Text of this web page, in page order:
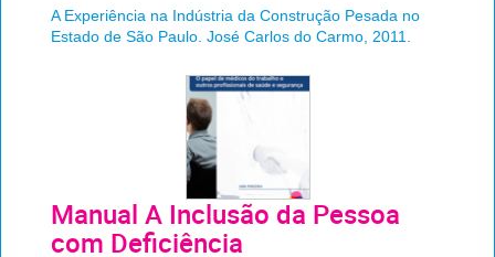
A Experiência na Indústria da Construção Pesada no
Estado de São Paulo. José Carlos do Carmo, 2011.
Manual A Inclusão da Pessoa
com Deficiência